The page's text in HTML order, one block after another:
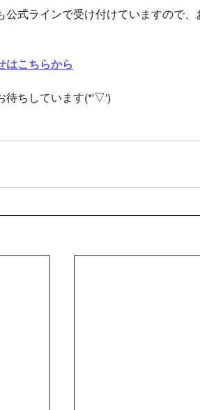
公式ラインで受け付けていますので
はこちらから
待ちしています(*'▽')